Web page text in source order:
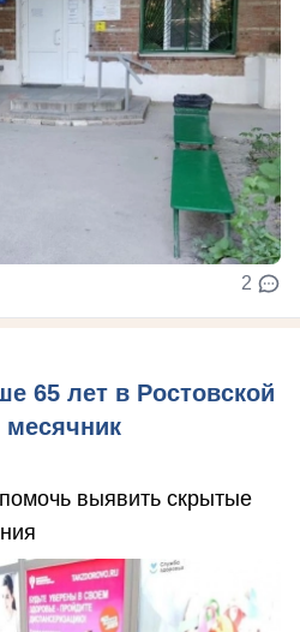
2
65 лет в Ростовской
месячник
выявить скрытые